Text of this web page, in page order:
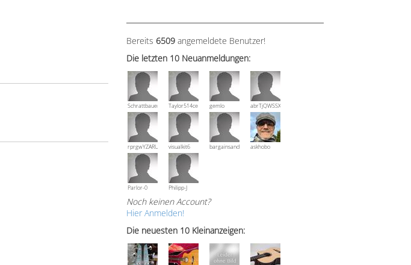
Bereits 6509 angemeldete Benutzer!
Die letzten 10 Neuanmeldungen:
Schrattbauer Taylor514ce gemlo abrTjQWSSXuVznPolE
rprgwYZARUTZQyCWESpD
visualkit6 bargainsandmoreaskhobo
Parlor-0 Philipp-J
Noch keinen Account?
Hier Anmelden!
Die neuesten 10 Kleinanzeigen: